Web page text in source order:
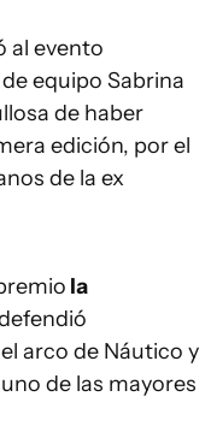
al evento
equipo Sabrina
de haber
edición, por el
de la ex
la
arco de Náutico y
de las mayores